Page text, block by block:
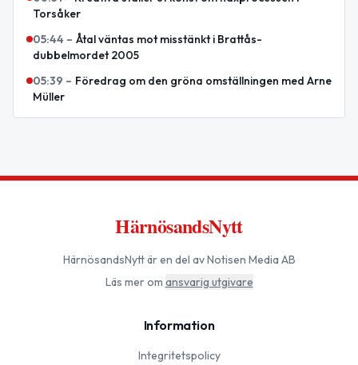
Torsåker
05:44 – Åtal väntas mot misstänkt i Brattås-
dubbelmordet 2005
05:39 – Föredrag om den gröna omställningen med Arne
Müller
HärnösandsNytt
HärnösandsNyttär en del av Notisen Media AB
Läs mer om ansvarig utgivare
Information
Integritetspolicy